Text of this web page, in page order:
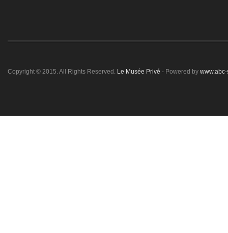
Copyright © 2015. All Rights Reserved. Le Musée Privé - Powered by